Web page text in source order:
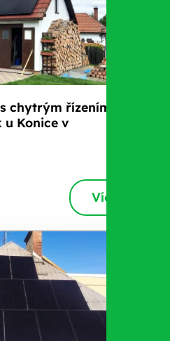
chytrým řízením
u Konice v
Více